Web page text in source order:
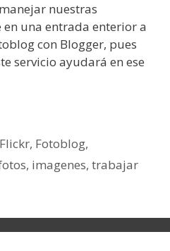
nuestras
en una entrada enterior a
con Blogger, pues
servicio ayudará en ese
Flickr, Fotoblog,
, imagenes, trabajar